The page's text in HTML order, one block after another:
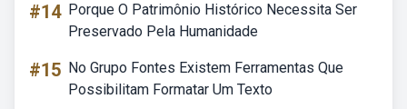
#14 Porque O Patrimônio Histórico Necessita Ser
Preservado Pela Humanidade
#15 No Grupo Fontes Existem Ferramentas Que
Possibilitam Formatar Um Texto